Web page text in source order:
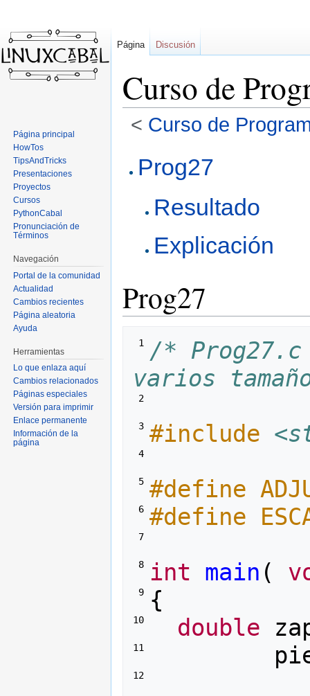
Curso de
< Curso de
navegación
búsqueda
Prog27
Resultado
Explicación
Prog27
1
/*
varios
2
3 #include
4
5 #define
6 #define
7
8 int main (
9 {
10 double
11
12
Página Discusión
Página principal
HowTos
TipsAndTricks
Presentaciones
Proyectos
Cursos
PythonCabal
Pronunciación de
Términos
Navegación
Portal de la comunidad
Actualidad
Cambios recientes
Página aleatoria
Ayuda
Herramientas
Lo que enlaza aquí
Cambios relacionados
Páginas especiales
Versión para imprimir
Enlace permanente
Información de la
página